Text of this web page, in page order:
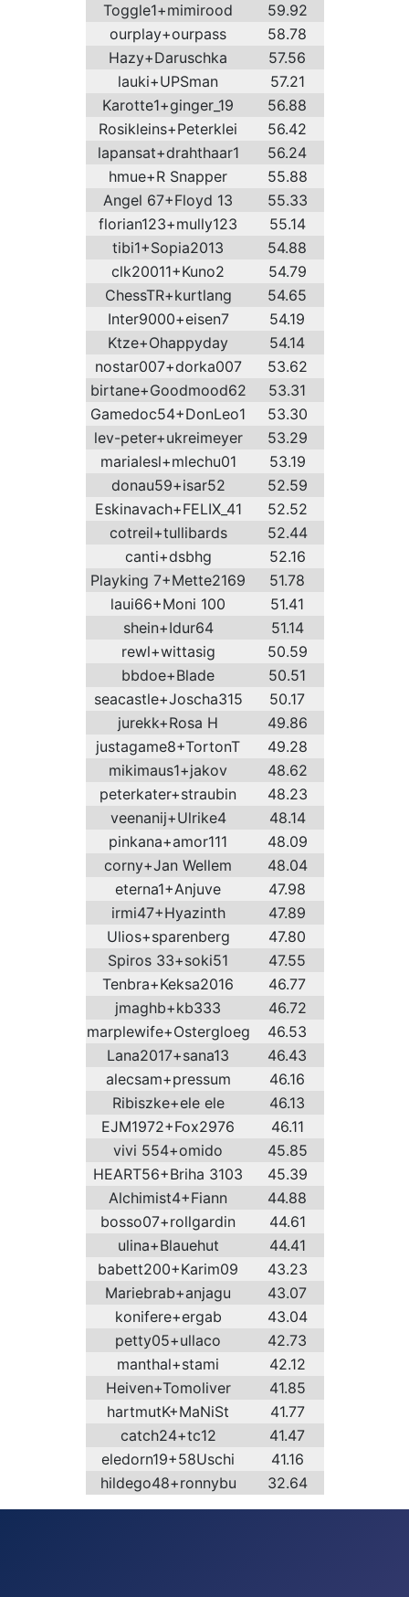
Toggle1+mimirood
59.92
ourplay+ourpass
58.78
Hazy+Daruschka
57.56
lauki+UPSman
57.21
Karotte1+ginger_19
56.88
Rosikleins+Peterklei
56.42
lapansat+drahthaar1
56.24
hmue+R Snapper
55.88
Angel 67+Floyd 13
55.33
florian123+mully123
55.14
tibi1+Sopia2013
54.88
clk20011+Kuno2
54.79
ChessTR+kurtlang
54.65
Inter9000+eisen7
54.19
Ktze+Ohappyday
54.14
nostar007+dorka007
53.62
birtane+Goodmood62
53.31
Gamedoc54+DonLeo1
53.30
lev-peter+ukreimeyer
53.29
marialesl+mlechu01
53.19
donau59+isar52
52.59
Eskinavach+FELIX_41
52.52
cotreil+tullibards
52.44
canti+dsbhg
52.16
Playking 7+Mette2169
51.78
laui66+Moni 100
51.41
shein+Idur64
51.14
rewl+wittasig
50.59
bbdoe+Blade
50.51
seacastle+Joscha315
50.17
jurekk+Rosa H
49.86
justagame8+TortonT
49.28
mikimaus1+jakov
48.62
peterkater+straubin
48.23
veenanij+Ulrike4
48.14
pinkana+amor111
48.09
corny+Jan Wellem
48.04
eterna1+Anjuve
47.98
irmi47+Hyazinth
47.89
Ulios+sparenberg
47.80
Spiros 33+soki51
47.55
Tenbra+Keksa2016
46.77
jmaghb+kb333
46.72
marplewife+Ostergloeg
46.53
Lana2017+sana13
46.43
alecsam+pressum
46.16
Ribiszke+ele ele
46.13
EJM1972+Fox2976
46.11
vivi 554+omido
45.85
HEART56+Briha 3103
45.39
Alchimist4+Fiann
44.88
bosso07+rollgardin
44.61
ulina+Blauehut
44.41
babett200+Karim09
43.23
Mariebrab+anjagu
43.07
konifere+ergab
43.04
petty05+ullaco
42.73
manthal+stami
42.12
Heiven+Tomoliver
41.85
hartmutK+MaNiSt
41.77
catch24+tc12
41.47
eledorn19+58Uschi
41.16
hildego48+ronnybu
32.64